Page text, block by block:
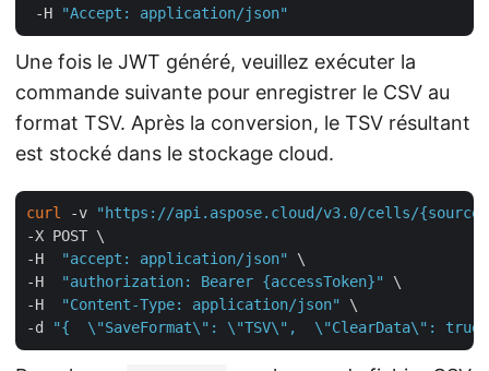
-H
"Accept: application/json"
Une fois le JWT généré, veuillez exécuter la
commande suivante pour enregistrer le CSV au
format TSV. Après la conversion, le TSV résultant
est stocké dans le stockage cloud.
curl -v
"https://api.aspose.cloud/v3.0/cells/
-X POST \
-H
"accept: application/json"
\
-H
"authorization: Bearer {accessToken}"
\
-H
"Content-Type: application/json"
\
-d
"{  \"SaveFormat\": \"TSV\",  \"ClearData\": true,